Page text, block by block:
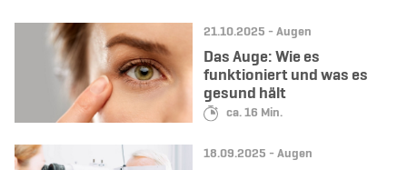
Datum:
21.10.2025 - Kategorie:
Augen
Lesedauer:
ca. 16 Min.
Das Auge: Wie es
funktioniert und was es
gesund hält
Datum:
18.09.2025 - Kategorie:
Augen